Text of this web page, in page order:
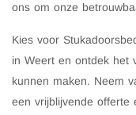
ons om onze
Kies voor
in Weert en ontdek het
kunnen maken. Neem
een vrijblijvende offerte